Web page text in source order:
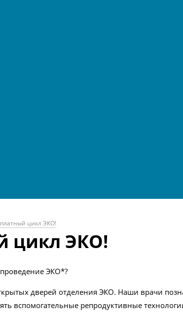
цикл ЭКО!
цикл ЭКО!
ЭКО*?
дверей отделения ЭКО. Наши врачи
вспомогательные репродуктивные